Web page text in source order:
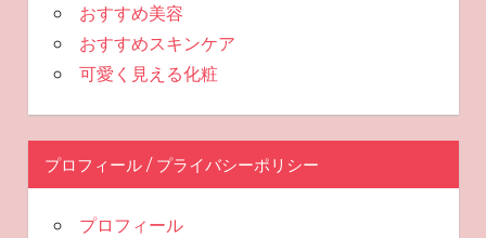
おすすめ美容
おすすめスキンケア
可愛く見える化粧
プロフィール / プライバシーポリシー
プロフィール